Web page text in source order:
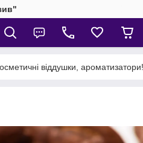
віддушки, ароматизатори!